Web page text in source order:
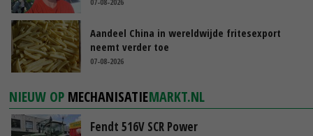
Aandeel China in wereldwijde fritesexport
neemt verder toe
07-08-2026
NIEUW OP MECHANISATIEMARKT.NL
Fendt 516V SCR Power